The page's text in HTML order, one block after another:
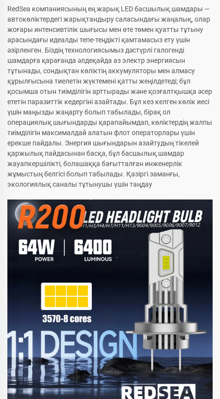
RedSea компаниясының ең жарық LED басшылық шамдары —
автокөліктердегі жарықтандыру саласындағы жаңалық, олар
жоғары интенсивтілік шығысы мен өте төмен қуатты тұтыну
арасындағы идеалды тепе-теңдікті қамтамасыз ету үшін
әзірленген. Біздің технологиясымыз дәстүрлі галогенді
шамдарға қарағанда әлдеқайда аз электр энергиясын
тұтынады, сондықтан көліктің аккумуляторы мен алмасу
құрылғысына тиелетін жүктемені қатты жеңілдетеді; бұл
қосымша отын тиімділігін арттырады және қозғалтқышқа әсер
ететін паразиттік кедергіні азайтады. Бұл кез келген көлік иесі
үшін маңызды жаңарту болып табылады, бірақ ол
операциялық шығындарды қарапайымдап, көліктердің жалпы
тиімділігін максималдай алатын флот операторлары үшін
ерекше пайдалы. Энергия шығындарын азайтудың тікелей
қаржылық пайдасынан басқа, бұл басшылық шамдар
жауапкершілікті, болашаққа бағытталған инженерлік
жұмыстың белгісі болып табылады. Қазіргі заманғы,
экологиялық саналы тұтынушы үшін таңдау